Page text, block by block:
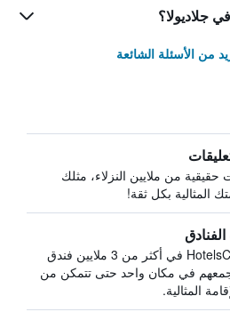
جلاديولا؟
من الأسئلة الشائعة
حقيقية من ملايين النزلاء، مثلك
المثالية بكل ثقة!
يبحث HotelsCombined في أكثر من 3 ملايين فندق
في مكان واحد حتى تتمكن من
المثالية.